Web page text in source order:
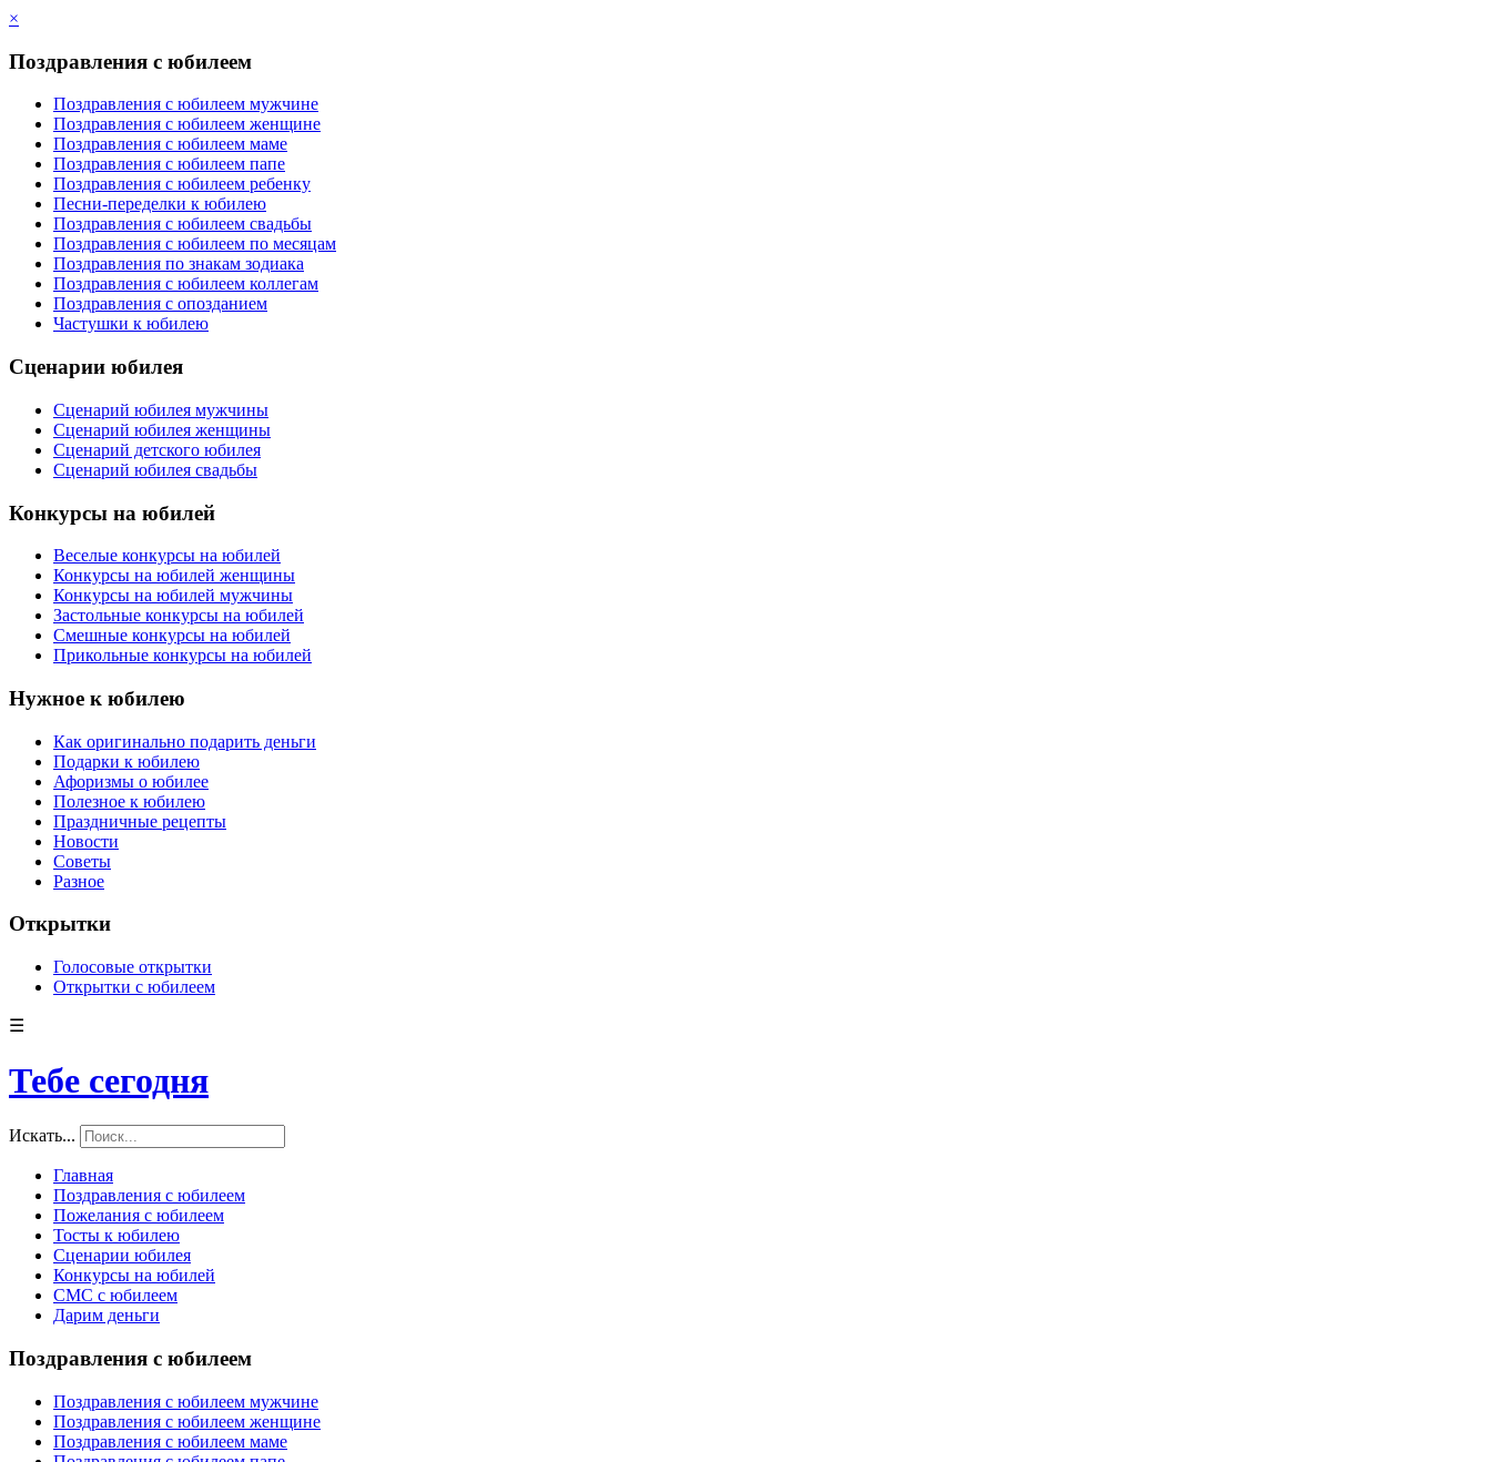
×
Поздравления с юбилеем
Поздравления с юбилеем мужчине
Поздравления с юбилеем женщине
Поздравления с юбилеем маме
Поздравления с юбилеем папе
Поздравления с юбилеем ребенку
Песни-переделки к юбилею
Поздравления с юбилеем свадьбы
Поздравления с юбилеем по месяцам
Поздравления по знакам зодиака
Поздравления с юбилеем коллегам
Поздравления с опозданием
Частушки к юбилею
Сценарии юбилея
Сценарий юбилея мужчины
Сценарий юбилея женщины
Сценарий детского юбилея
Сценарий юбилея свадьбы
Конкурсы на юбилей
Веселые конкурсы на юбилей
Конкурсы на юбилей женщины
Конкурсы на юбилей мужчины
Застольные конкурсы на юбилей
Смешные конкурсы на юбилей
Прикольные конкурсы на юбилей
Нужное к юбилею
Как оригинально подарить деньги
Подарки к юбилею
Афоризмы о юбилее
Полезное к юбилею
Праздничные рецепты
Новости
Советы
Разное
Открытки
Голосовые открытки
Открытки с юбилеем
☰
Тебе сегодня
Искать...
Главная
Поздравления с юбилеем
Пожелания с юбилеем
Тосты к юбилею
Сценарии юбилея
Конкурсы на юбилей
СМС с юбилеем
Дарим деньги
Поздравления с юбилеем
Поздравления с юбилеем мужчине
Поздравления с юбилеем женщине
Поздравления с юбилеем маме